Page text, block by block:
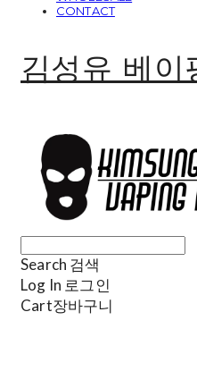
CONTACT
김성유 베이
Search 검색
Log In 로그인
Cart장바구니